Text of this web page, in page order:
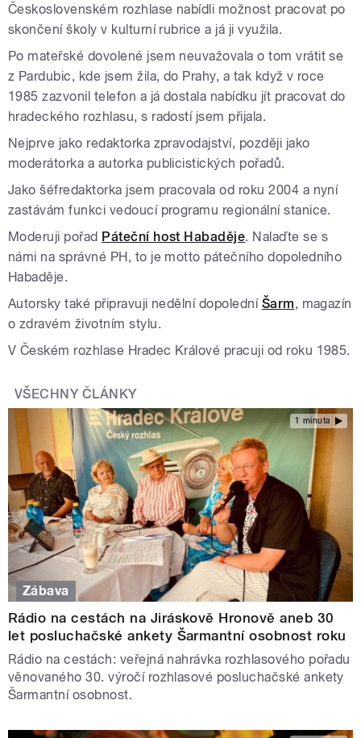
Československém rozhlase nabídli možnost pracovat po
skončení školy v kulturní rubrice a já ji využila.
Po mateřské dovolené jsem neuvažovala o tom vrátit se
z Pardubic, kde jsem žila, do Prahy, a tak když v roce
1985 zazvonil telefon a já dostala nabídku jít pracovat do
hradeckého rozhlasu, s radostí jsem přijala.
Nejprve jako redaktorka zpravodajství, později jako
moderátorka a autorka publicistických pořadů.
Jako šéfredaktorka jsem pracovala od roku 2004 a nyní
zastávám funkci vedoucí programu regionální stanice.
Moderuji pořad Páteční host Habaděje. Nalaďte se s
námi na správné PH, to je motto pátečního dopoledního
Habaděje.
Autorsky také připravuji nedělní dopolední Šarm, magazín
o zdravém životním stylu.
V Českém rozhlase Hradec Králové pracuji od roku 1985.
VŠECHNY ČLÁNKY
1 minuta
Zábava
Rádio na cestách na Jiráskově Hronově aneb 30
let posluchačské ankety Šarmantní osobnost roku
Rádio na cestách: veřejná nahrávka rozhlasového pořadu
věnovaného 30. výročí rozhlasové posluchačské ankety
Šarmantní osobnost.